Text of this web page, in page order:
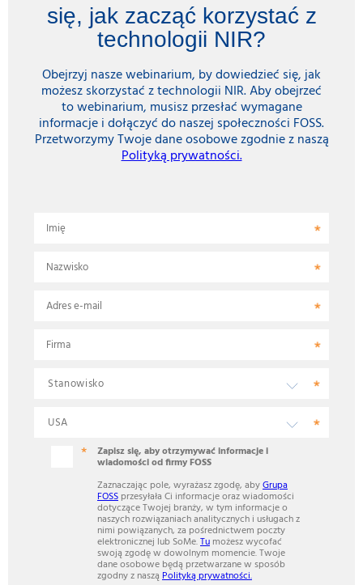
się, jak zacząć korzystać z
technologii NIR?
Obejrzyj nasze webinarium, by dowiedzieć się, jak
możesz skorzystać z technologii NIR. Aby obejrzeć
to webinarium, musisz przesłać wymagane
informacje i dołączyć do naszej społeczności FOSS.
Przetworzymy Twoje dane osobowe zgodnie z naszą
Polityką prywatności.
Imię
Nazwisko
Adres e-mail
Firma
Zapisz się, aby otrzymywać informacje i
wiadomości od firmy FOSS
Zaznaczając pole, wyrażasz zgodę, abyGrupa
FOSS przesyłała Ci informacje oraz wiadomości
dotyczące Twojej branży, w tym informacje o
naszych rozwiązaniach analitycznych i usługach z
nimi powiązanych, za pośrednictwem poczty
elektronicznej lub SoMe.Tu możesz wycofać
swoją zgodę w dowolnym momencie. Twoje
dane osobowe będą przetwarzane w sposób
zgodny z nasząPolityką prywatności.